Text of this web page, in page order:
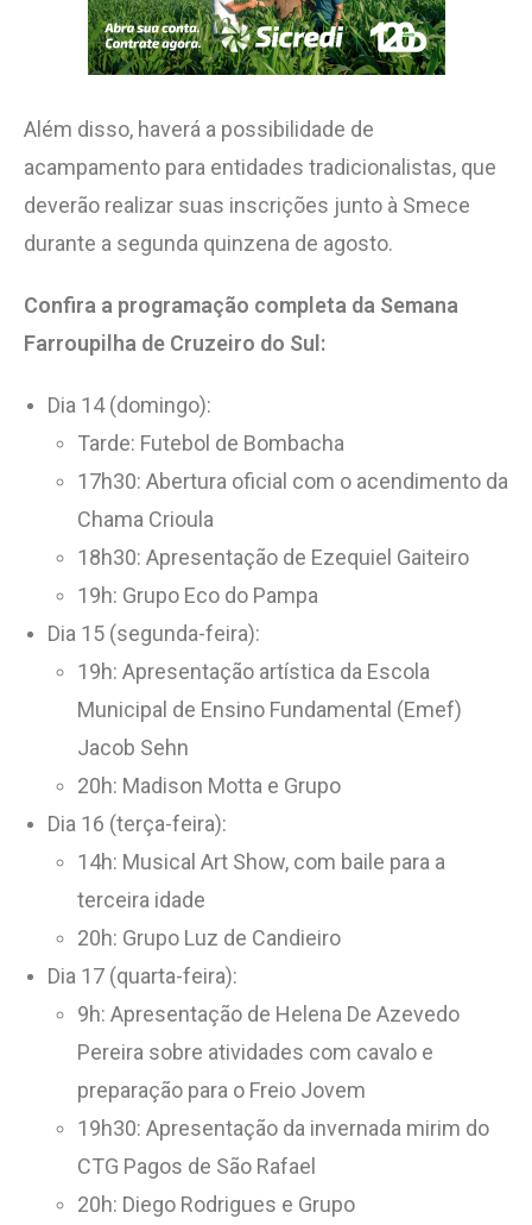
Além disso, haverá a possibilidade de
acampamento para entidades tradicionalistas, que
deverão realizar suas inscrições junto à Smece
durante a segunda quinzena de agosto.
Confira a programação completa da Semana
Farroupilha de Cruzeiro do Sul:
Dia 14 (domingo):
Tarde: Futebol de Bombacha
17h30: Abertura oficial com o acendimento da
Chama Crioula
18h30: Apresentação de Ezequiel Gaiteiro
19h: Grupo Eco do Pampa
Dia 15 (segunda-feira):
19h: Apresentação artística da Escola
Municipal de Ensino Fundamental (Emef)
Jacob Sehn
20h: Madison Motta e Grupo
Dia 16 (terça-feira):
14h: Musical Art Show, com baile para a
terceira idade
20h: Grupo Luz de Candieiro
Dia 17 (quarta-feira):
9h: Apresentação de Helena De Azevedo
Pereira sobre atividades com cavalo e
preparação para o Freio Jovem
19h30: Apresentação da invernada mirim do
CTG Pagos de São Rafael
20h: Diego Rodrigues e Grupo